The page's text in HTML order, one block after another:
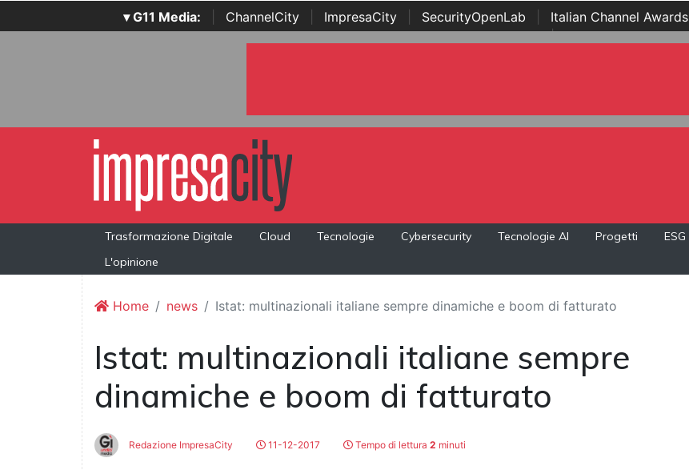
▾ G11 Media: ChannelCity ImpresaCity SecurityOpenLab Italian Channel Awards
Awards | ...
Trasformazione Digitale Cloud Tecnologie Cybersecurity Tecnologie AI Progetti ESG
L'opinione
Home news Istat: multinazionali italiane sempre dinamiche e boom di fatturato
Istat: multinazionali italiane sempre
dinamiche e boom di fatturato
Redazione ImpresaCity 11-12-2017 Tempo di lettura 2 minuti